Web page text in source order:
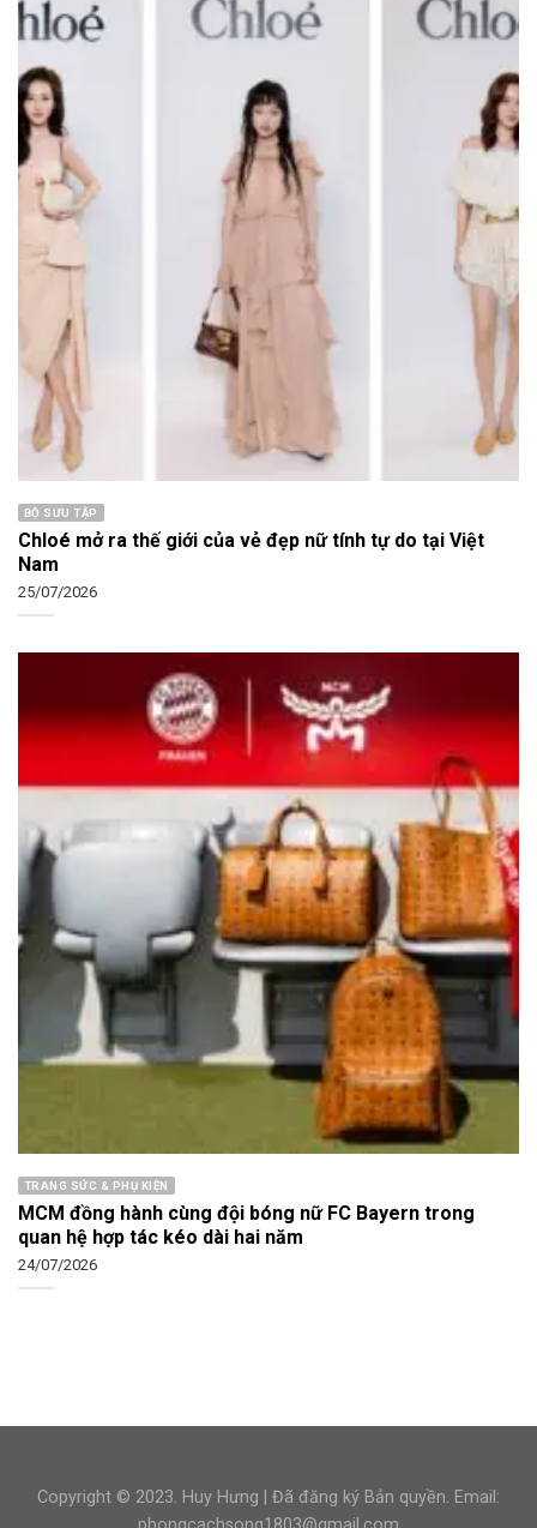
BỘ SƯU TẬP
Chloé mở ra thế giới của vẻ đẹp nữ tính tự do tại Việt
Nam
25/07/2026
TRANG SỨC & PHỤ KIỆN
MCM đồng hành cùng đội bóng nữ FC Bayern trong
quan hệ hợp tác kéo dài hai năm
24/07/2026
Copyright © 2023. Huy Hưng | Đã đăng ký Bản quyền. Email: